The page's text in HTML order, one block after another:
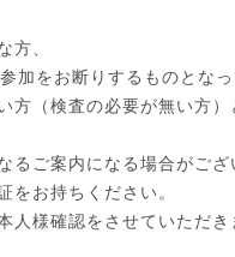
方、
加をお断りするものとなっ
（検査の必要が無い方）
ご案内になる場合がござ
をお持ちください。
様確認をさせていただき